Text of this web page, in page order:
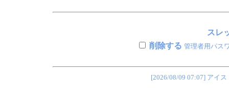
スレ
削除する 管理者用パス
[2026/08/09 07:07] アイ